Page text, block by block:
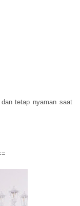
tetap nyaman saat